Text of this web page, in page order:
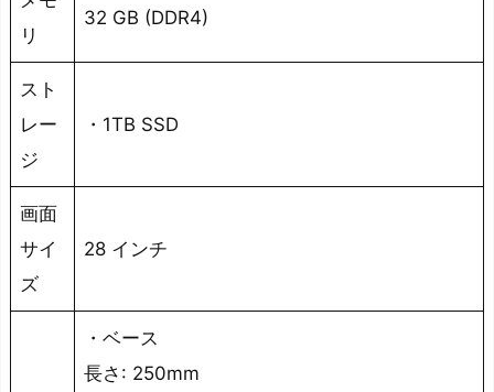
リ
32 GB (DDR4)
スト
レー
ジ
・1TB SSD
画面
サイ
ズ
28 インチ
・ベース
長さ: 250mm